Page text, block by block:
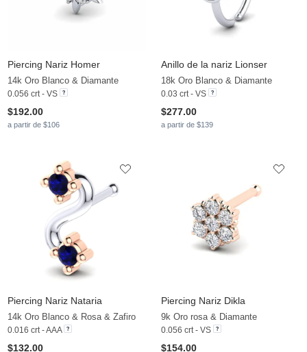
Piercing Nariz Homer
14k Oro Blanco & Diamante
0.056 crt - VS
$192.00
a partir de $106
Anillo de la nariz Lionser
18k Oro Blanco & Diamante
0.03 crt - VS
$277.00
a partir de $139
Piercing Nariz Nataria
14k Oro Blanco & Rosa & Zafiro
0.016 crt - AAA
$132.00
Piercing Nariz Dikla
9k Oro rosa & Diamante
0.056 crt - VS
$154.00